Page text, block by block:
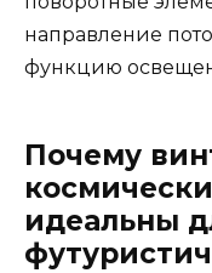
направление
функцию
Почему
идеальны